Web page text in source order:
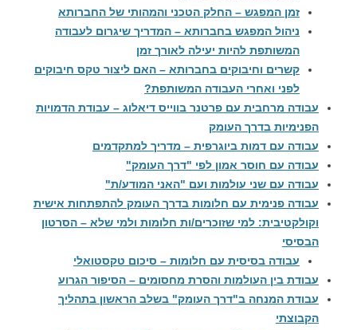
זמן המפגש – החלק הטכני והמהותי של החברותא
ניהול המפגש בחברותא – המדריך שיגרום לעבודה
המשותפת להיות יעילה לאורך זמן
קשרים וחיבוקים בחברותא – האם ליצור טקס חיבוקים
לפני ואחרי העבודה המשותפת?
עבודה מרחבית עם פרטנר בווייס דיאלוג – עבודת הדמויות
הפנימיות בדרך העומק
עבודה עם דמות ביוגרפית – מדריך למתקדמים
עבודה עם חוסר אמון לפי "דרך העומק"
עבודה עם שני עולמות ועם "האני המודע/ת"
עבודה פנימית עם חלומות בדרך העומק להתפתחות אישית
וקולקטיבית: למי שזוכרים/ות חלומות ולמי שלא – הסרטון
הבסיסי
עבודה בסיסית עם חלומות – סיכום טקסטואלי
עבודת בין העולמות והסרת מחסומים – הסיפור הגרוע
עבודת המנחה ב"דרך העומק" בשלב הראשון בתהליך
הקבוצתי